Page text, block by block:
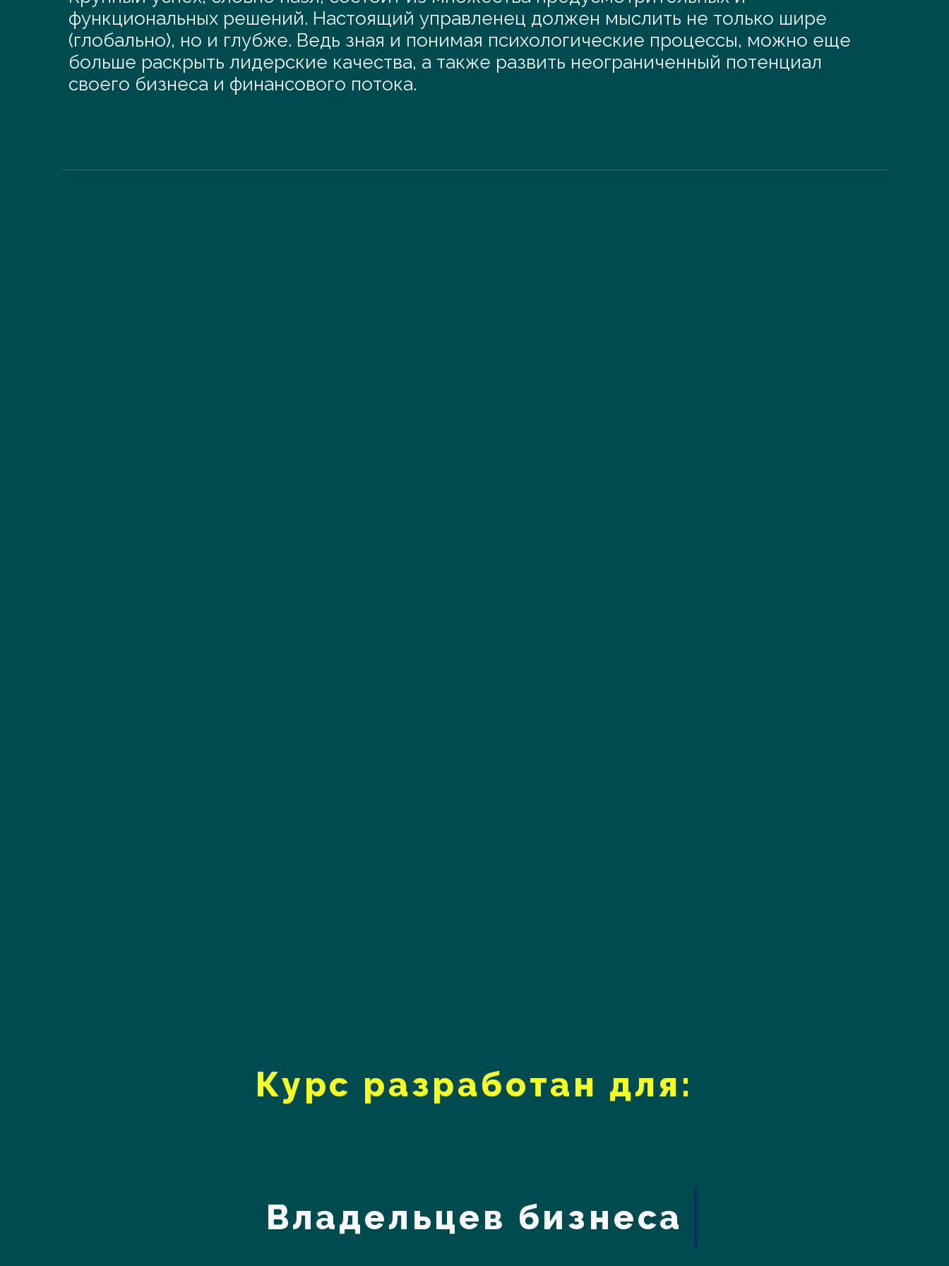
функциональных решений. Настоящий управленец должен мыслить не только шире
(глобально), но и глубже. Ведь зная и понимая психологические процессы, можно еще
больше раскрыть лидерские качества, а также развить неограниченный потенциал
своего бизнеса и финансового потока.
Курс разработан для:
Владельцев бизнеса